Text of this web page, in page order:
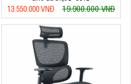
13.550.000 VNĐ
19.900.000 VNĐ